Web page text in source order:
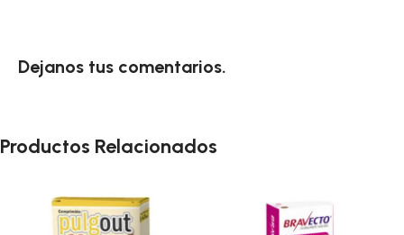
Dejanos tus comentarios.
Productos Relacionados